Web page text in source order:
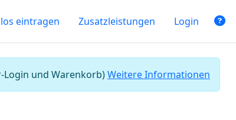
eintragen Zusatzleistungen Login
Login und Warenkorb)Weitere Informationen